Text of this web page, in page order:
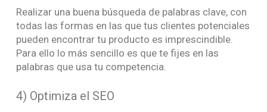
Realizar una buena búsqueda de palabras clave, con
todas las formas en las que tus clientes potenciales
pueden encontrar tu producto es imprescindible.
Para ello lo más sencillo es que te fijes en las
palabras que usa tu competencia.
4) Optimiza el SEO